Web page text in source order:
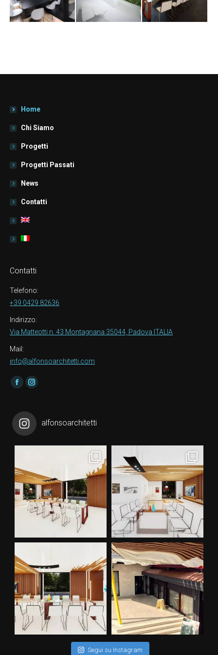
Home
Chi Siamo
Progetti
Progetti Passati
News
Contatti
Contatti
Telefono:
+39 0429 82636
Indirizzo:
Via Matteotti n. 43 Montagnana 35044, Padova ITALIA
Mail:
info@alfonsoarchitetti.com
Find us on:
FacebookInstagram
alfonsoarchitetti
Segui su Instagram